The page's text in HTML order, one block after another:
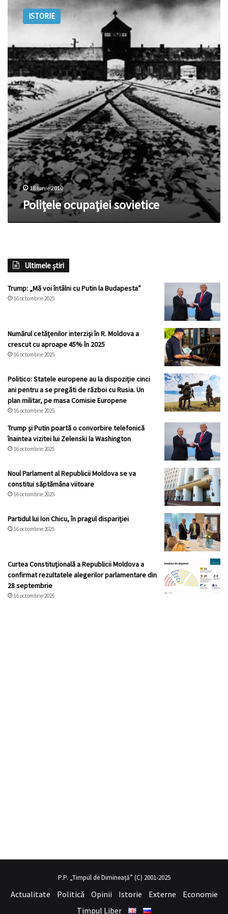
ocupaţiei
sovieticeISTORIE
18 iunie 2010
Poliţele ocupaţiei sovietice
Ultimele știri
Trump: „Mă voi întâlni cu Putin la Budapesta”
16 octombrie 2025
Numărul cetățenilor interziși în R. Moldova a
crescut cu aproape 45% în 2025
16 octombrie 2025
Politico: Statele europene au la dispoziție cinci
ani pentru a se pregăti de război cu Rusia. Un
plan militar, pe masa Comisie Europene
16 octombrie 2025
Trump și Putin poartă o convorbire telefonică
înaintea vizitei lui Zelenski la Washington
16 octombrie 2025
Noul Parlament al Republicii Moldova se va
constitui săptămâna viitoare
16 octombrie 2025
Partidul lui Ion Chicu, în pragul dispariției
16 octombrie 2025
Curtea Constituţională a Republicii Moldova a
confirmat rezultatele alegerilor parlamentare din
28 septembrie
16 octombrie 2025
hayalini kurduğu seksi kadının üvey annesi gibi
P.P. „Timpul de Dimineață” (C) 2001-2025
Actualitate Politică Opinii Istorie Externe
Economie
Timpul Liber